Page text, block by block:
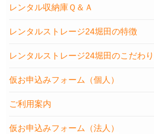
レンタル収納庫Ｑ＆Ａ
レンタルストレージ24堀田の特徴
レンタルストレージ24堀田のこだわり
仮お申込みフォーム（個人）
ご利用案内
仮お申込みフォーム（法人）